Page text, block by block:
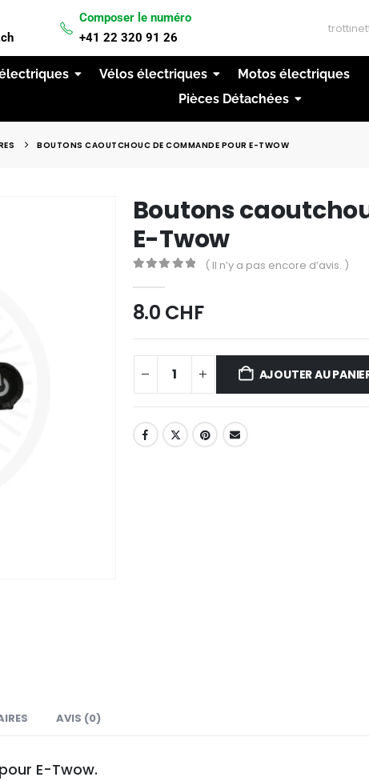
Composer le numéro
+41 22 320 91 26
Vélos électriques Motos électriques
Pièces Détachées
BOUTONS CAOUTCHOUC DE COMMANDE POUR E-TWOW
Boutons
E-Twow
( Il n’y a pas encore d’avis. )
8.0 CHF
AJOUTER AU
AVIS (0)
E-Twow.
LIVRAISON GRATUITE A PARTIR DE 200CHF